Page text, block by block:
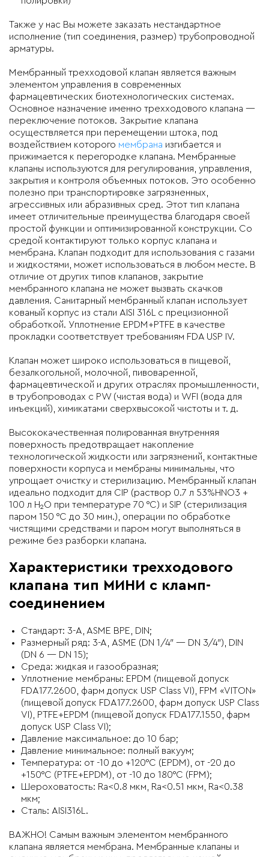
Также у нас Вы можете заказать нестандартное
исполнение (тип соединения, размер) трубопроводной
арматуры.
Мембранный трехходовой клапан является важным
элементом управления в современных
фармацевтических биотехнологических системах.
Основное назначение именно трехходового клапана —
переключение потоков. Закрытие клапана
осуществляется при перемещении штока, под
воздействием которого мембрана изгибается и
прижимается к перегородке клапана. Мембранные
клапаны используются для регулирования, управления,
закрытия и контроля объемных потоков. Это особенно
полезно при транспортировке загрязненных,
агрессивных или абразивных сред. Этот тип клапана
имеет отличительные преимущества благодаря своей
простой функции и оптимизированной конструкции. Со
средой контактируют только корпус клапана и
мембрана. Клапан подходит для использования с газами
и жидкостями, может использоваться в любом месте. В
отличие от других типов клапанов, закрытие
мембранного клапана не может вызвать скачков
давления. Санитарный мембранный клапан использует
кованый корпус из стали AISI 316L с прецизионной
обработкой. Уплотнение EPDM+PTFE в качестве
прокладки соответствует требованиям FDA USP IV.
Клапан может широко использоваться в пищевой,
безалкогольной, молочной, пивоваренной,
фармацевтической и других отраслях промышленности,
в трубопроводах с PW (чистая вода) и WFI (вода для
инъекций), химикатами сверхвысокой чистоты и т. д.
Высококачественная полированная внутренняя
поверхность предотвращает накопление
технологической жидкости или загрязнений, контактные
поверхности корпуса и мембраны минимальны, что
упрощает очистку и стерилизацию. Мембранный клапан
идеально подходит для CIP (раствор 0.7 л 53%HNO3 +
100 л H₂O при температуре 70 °C) и SIP (стерилизация
паром 150 °C до 30 мин.), операции по обработке
чистящими средствами и паром могут выполняться в
режиме без разборки клапана.
Характеристики трехходового
клапана тип МИНИ с кламп-
соединением
Стандарт: 3-A, ASME BPE, DIN;
Размерный ряд: 3-А, ASME (DN 1/4″ — DN 3/4″), DIN
(DN 6 — DN 15);
Среда: жидкая и газообразная;
Уплотнение мембраны: EPDM (пищевой допуск
FDA177.2600, фарм допуск USP Class VI), FPM «VITON»
(пищевой допуск FDA177.2600, фарм допуск USP Class
VI), PTFE+EPDM (пищевой допуск FDA177.1550, фарм
допуск USP Class VI);
Давление максимальное: до 10 бар;
Давление минимальное: полный вакуум;
Температура: от -10 до +120°C (EPDM), от -20 до
+150°C (PTFE+EPDM), от -10 до 180°C (FPM);
Шероховатость: Ra<0.8 мкм, Ra<0.51 мкм, Ra<0.38
мкм;
Сталь: AISI316L.
ВАЖНО! Самым важным элементом мембранного
клапана является мембрана. Мембранные клапаны и